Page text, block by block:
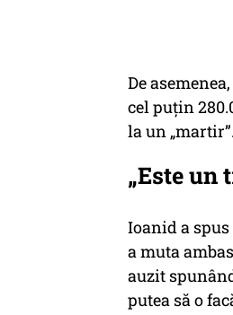
De
cel puțin
la un „martir”.
„Este un
Ioanid a
a muta
auzit
putea să o